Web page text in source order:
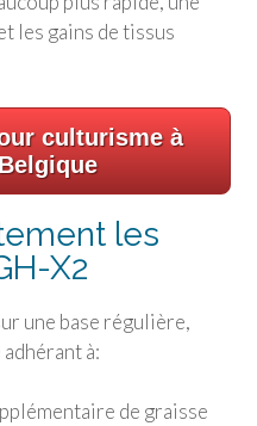
les gains de tissus
culturisme à
les
X2
une base régulière,
à:
de graisse